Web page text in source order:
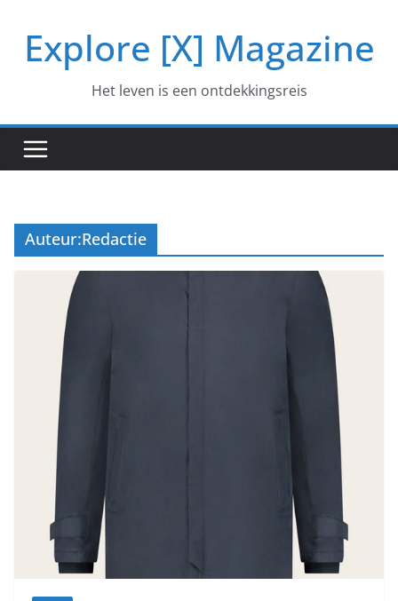
naarExplore [X] Magazine
Het leven is een ontdekkingsreis
Auteur:Redactie